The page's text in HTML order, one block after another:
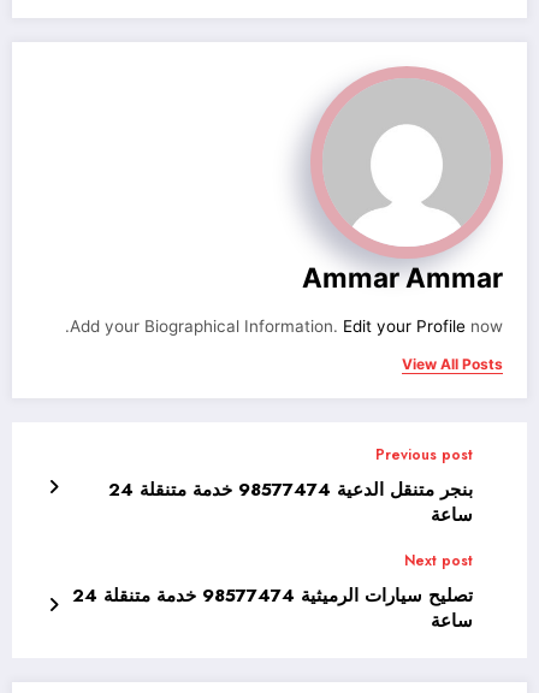
Ammar Ammar
Add your Biographical Information. Edit your Profile now.
View All Posts
Previous post
بنجر متنقل الدعية 98577474 خدمة متنقلة 24
ساعة
Next post
تصليح سيارات الرميثية 98577474 خدمة متنقلة 24
ساعة